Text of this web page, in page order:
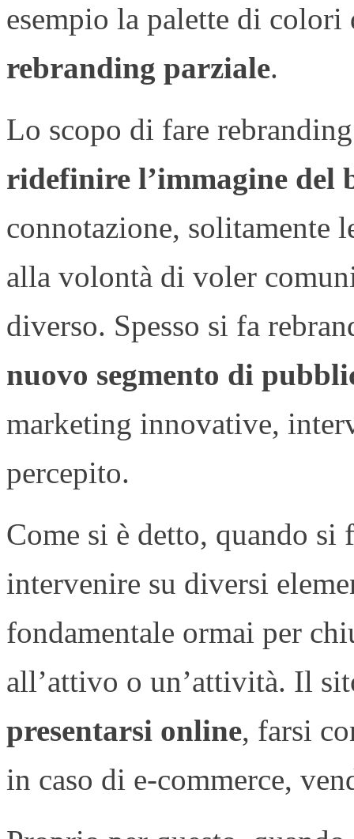
esempio la palette di
rebranding parziale.
Lo scopo di fare
ridefinire l’immagine del
connotazione, solitamente
alla volontà di voler
diverso. Spesso si fa
nuovo segmento di
marketing innovative,
percepito.
Come si è detto, quando
intervenire su diversi
fondamentale ormai per
all’attivo o un’attività. Il
presentarsi online, farsi
in caso di e-commerce,